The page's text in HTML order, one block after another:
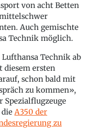
von acht Betten
Auch gemischte
Technik möglich.
Technik ab
diesem ersten
schon bald mit
zu kommen»,
Spezialflugzeuge
A350 der
zu